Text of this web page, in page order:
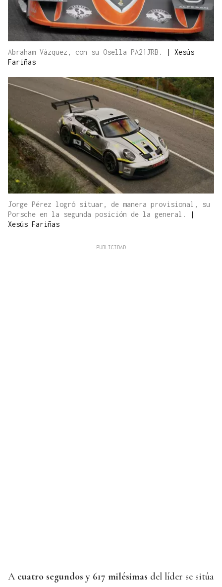
Abraham Vázquez, con su Osella PA21JRB. | Xesús
Fariñas
Jorge Pérez logró situar, de manera provisional, su
Porsche en la segunda posición de la general.
|
Xesús Fariñas
A cuatro segundos y 617 milésimas del líder se sitúa